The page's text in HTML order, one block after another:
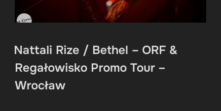
Nattali Rize / Bethel – ORF &
Regałowisko Promo Tour –
Wrocław